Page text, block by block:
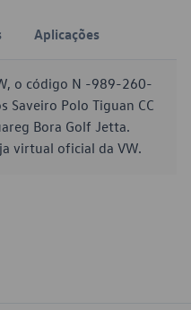
Aplicações
o código N -989-260-
Saveiro Polo Tiguan CC
Bora Golf Jetta.
virtual oficial da VW.